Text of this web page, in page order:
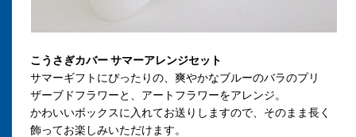
こうさぎカバー サマーアレンジセット
サマーギフトにぴったりの、爽やかなブルーのバラのプリ
ザーブドフラワーと、アートフラワーをアレンジ。
かわいいボックスに入れてお送りしますので、そのまま長く
飾ってお楽しみいただけます。